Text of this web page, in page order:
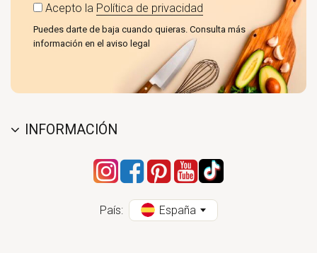
Acepto la Política de privacidad
Puedes darte de baja cuando quieras. Consulta más
información en el aviso legal
INFORMACIÓN
País: España